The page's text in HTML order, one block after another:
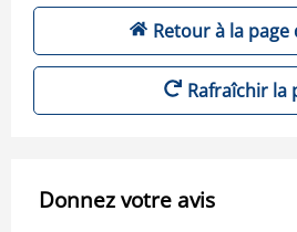
Retour à la page
Rafraîchir la
Donnez votre avis